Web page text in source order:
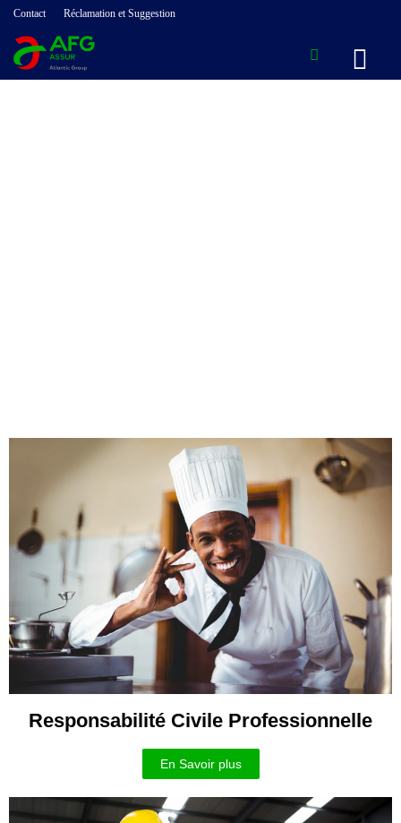
Contact Réclamation et Suggestion
Responsabilité Civile Professionnelle
En Savoir plus